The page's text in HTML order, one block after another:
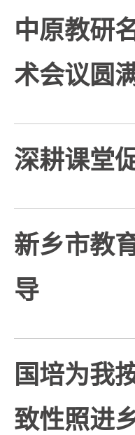
中原教研
术会议圆
深耕课堂
新乡市教
导
国培为我
致性照进